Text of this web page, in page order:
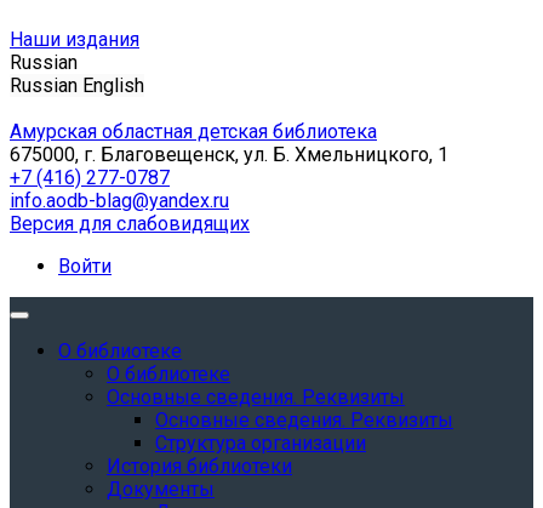
Наши издания
Russian
Russian English
Амурская областная детская библиотека
675000, г. Благовещенск, ул. Б. Хмельницкого, 1
+7 (416) 277-0787
info.aodb-blag@yandex.ru
Версия для слабовидящих
Войти
О библиотеке
О библиотеке
Основные сведения. Реквизиты
Основные сведения. Реквизиты
Структура организации
История библиотеки
Документы